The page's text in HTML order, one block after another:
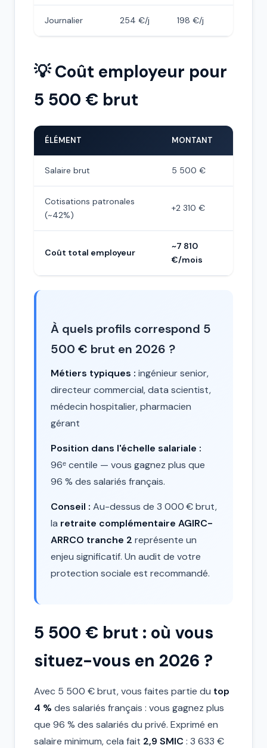
Journalier 254 €/j 198 €/j
💡 Coût employeur pour
5 500 € brut
ÉLÉMENT MONTANT
Salaire brut 5 500 €
Cotisations patronales
(~42%)
+2 310 €
Coût total employeur
~7 810
€/mois
À quels profils correspond 5
500 € brut en 2026 ?
Métiers typiques : ingénieur senior,
directeur commercial, data scientist,
médecin hospitalier, pharmacien
gérant
Position dans l'échelle salariale :
96ᵉ centile — vous gagnez plus que
96 % des salariés français.
Conseil : Au-dessus de 3 000 € brut,
la retraite complémentaire AGIRC-
ARRCO tranche 2 représente un
enjeu significatif. Un audit de votre
protection sociale est recommandé.
5 500 € brut : où vous
situez-vous en 2026 ?
Avec 5 500 € brut, vous faites partie du top
4 % des salariés français : vous gagnez plus
que 96 % des salariés du privé. Exprimé en
salaire minimum, cela fait 2,9 SMIC : 3 633 €